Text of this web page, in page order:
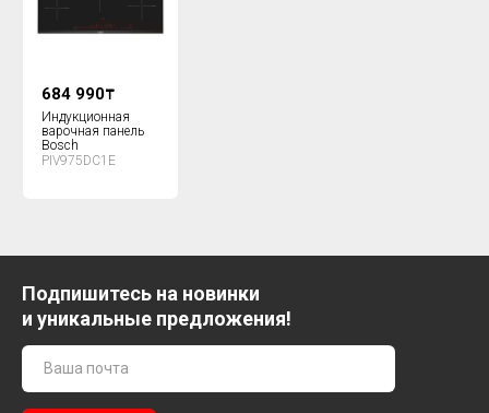
684 990₸
Индукционная
варочная панель
Bosch
PIV975DC1E
Подпишитесь на новинки
и уникальные предложения!